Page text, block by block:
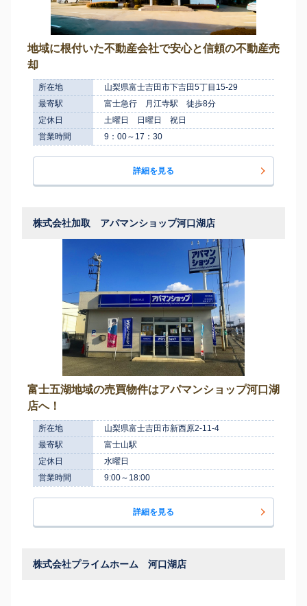
地域に根付いた不動産会社で安心と信頼の不動産売
却
所在地
山梨県富士吉田市下吉田5丁目15-29
最寄駅
富士急行 月江寺駅 徒歩8分
定休日
土曜日 日曜日 祝日
営業時間
9：00～17：30
詳細を見る
株式会社加取 アパマンショップ河口湖店
富士五湖地域の売買物件はアパマンショップ河口湖
店へ！
所在地
山梨県富士吉田市新西原2-11-4
最寄駅
富士山駅
定休日
水曜日
営業時間
9:00～18:00
詳細を見る
株式会社プライムホーム 河口湖店